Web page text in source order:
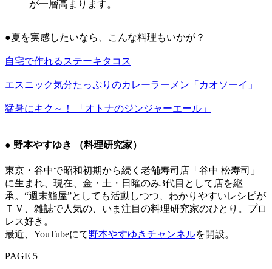
が一層高まります。
●夏を実感したいなら、こんな料理もいかが？
自宅で作れるステーキタコス
エスニック気分たっぷりのカレーラーメン「カオソーイ」
猛暑にキク～！ 「オトナのジンジャーエール」
● 野本やすゆき （料理研究家）
東京・谷中で昭和初期から続く老舗寿司店「谷中 松寿司」
に生まれ、現在、金・土・日曜のみ3代目として店を継
承。“週末鮨屋”としても活動しつつ、わかりやすいレシピが
ＴＶ、雑誌で人気の、いま注目の料理研究家のひとり。プロ
レス好き。
最近、YouTubeにて野本やすゆきチャンネルを開設。
PAGE 5